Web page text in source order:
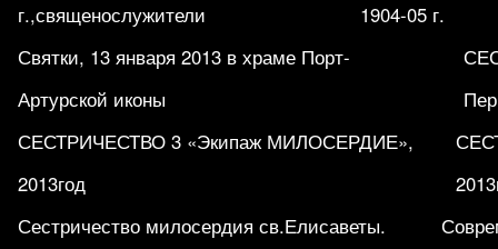
г.,священослужители
1904-05 г.
Святки, 13 января 2013 в храме Порт-
Артурской иконы
СЕСТРИЧЕСТВО 3 «Экипаж МИЛОСЕРДИЕ»,
2013год
Сестричество милосердия св.Елисаветы.